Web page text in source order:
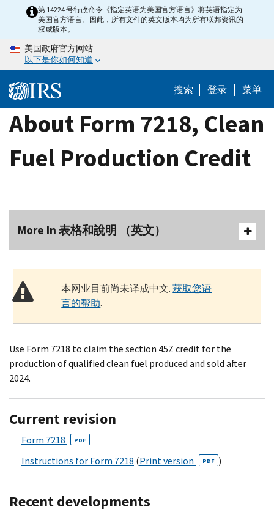
content
第 14224 号行政命令《指定英语为美国官方语言》将英语指定为
美国官方语言。因此，所有文件的英文版本均为所有联邦资讯的
权威版本。
美国政府官方网站
以下是你如何知道
搜索 登录 菜单
About Form 7218, Clean
Fuel Production Credit
More In 表格和說明 （英文）
本网业目前尚未译成中文.获取您语
言的帮助.
Use Form 7218 to claim the section 45Z credit for the
production of qualified clean fuel produced and sold after
2024.
Current revision
Form 7218 PDF
Instructions for Form 7218 (Print version PDF )
Recent developments